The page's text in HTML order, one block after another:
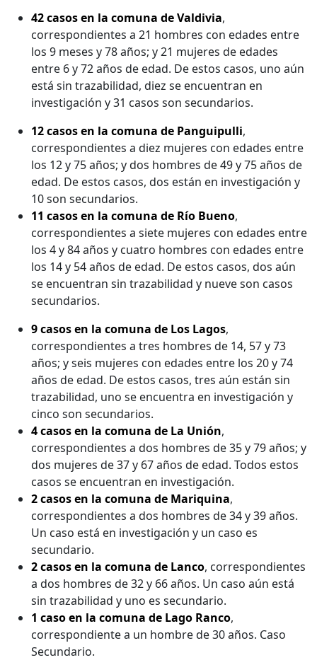
42 casos en la comuna de Valdivia,
correspondientes a 21 hombres con edades entre
los 9 meses y 78 años; y 21 mujeres de edades
entre 6 y 72 años de edad. De estos casos, uno aún
está sin trazabilidad, diez se encuentran en
investigación y 31 casos son secundarios.
12 casos en la comuna de Panguipulli,
correspondientes a diez mujeres con edades entre
los 12 y 75 años; y dos hombres de 49 y 75 años de
edad. De estos casos, dos están en investigación y
10 son secundarios.
11 casos en la comuna de Río Bueno,
correspondientes a siete mujeres con edades entre
los 4 y 84 años y cuatro hombres con edades entre
los 14 y 54 años de edad. De estos casos, dos aún
se encuentran sin trazabilidad y nueve son casos
secundarios.
9 casos en la comuna de Los Lagos,
correspondientes a tres hombres de 14, 57 y 73
años; y seis mujeres con edades entre los 20 y 74
años de edad. De estos casos, tres aún están sin
trazabilidad, uno se encuentra en investigación y
cinco son secundarios.
4 casos en la comuna de La Unión,
correspondientes a dos hombres de 35 y 79 años; y
dos mujeres de 37 y 67 años de edad. Todos estos
casos se encuentran en investigación.
2 casos en la comuna de Mariquina,
correspondientes a dos hombres de 34 y 39 años.
Un caso está en investigación y un caso es
secundario.
2 casos en la comuna de Lanco, correspondientes
a dos hombres de 32 y 66 años. Un caso aún está
sin trazabilidad y uno es secundario.
1 caso en la comuna de Lago Ranco,
correspondiente a un hombre de 30 años. Caso
Secundario.